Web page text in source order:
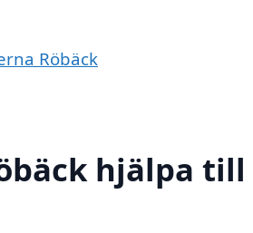
Röbäck
hjälpa till